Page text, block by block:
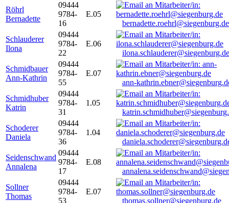
Röhrl
Bernadette
09444
9784-
16
E.05
bernadette.roehrl@siegenburg.de
Schlauderer
Ilona
09444
9784-
22
E.06
ilona.schlauderer@siegenburg.de
Schmidbauer
Ann-Kathrin
09444
9784-
55
E.07
ann-
Schmidhuber
Katrin
09444
9784-
31
1.05
Schoderer
Daniela
09444
9784-
36
1.04
Seidenschwand
Annalena
09444
9784-
17
E.08
Sollner
Thomas
09444
9784-
53
E.07
thomas.sollner@siegenburg.de